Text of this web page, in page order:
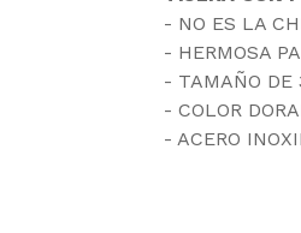
- NO ES LA
- HERMOSA
- TAMAÑO DE
- COLOR
- ACERO